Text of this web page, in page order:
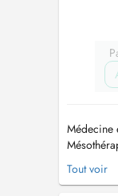
Médecine
Thérapie
ECG à
Tout voir